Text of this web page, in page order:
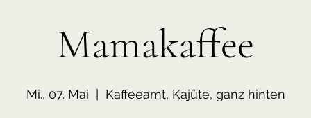
Mamakaffee
Mi., 07. Mai Kaffeeamt, Kajüte, ganz hinten